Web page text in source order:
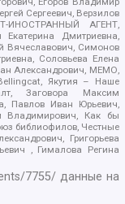
Сергеевич, Верзилов
ИНОСТРАННЫЙ АГЕНТ,
Екатерина Дмитриевна,
Вячеславович, Симонов
Соловьева Елена
Александрович, МЕМО,
Якутия – Наше
Заговора Максим
Павлов Иван Юрьевич,
Владимирович, Как бы
библиофилов, Честные
Григорьева
, Гималова Регина
7755/ данные на